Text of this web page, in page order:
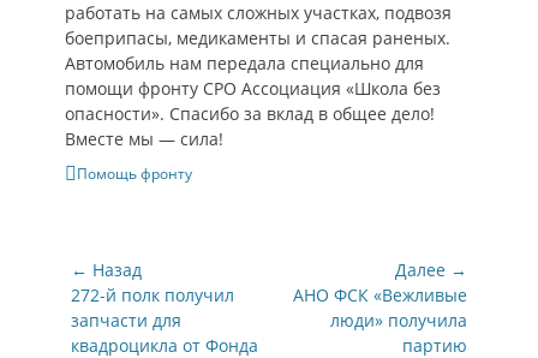
работать на самых сложных участках, подвозя
боеприпасы, медикаменты и спасая раненых.
Автомобиль нам передала специально для
помощи фронту СРО Ассоциация «Школа без
опасности». Спасибо за вклад в общее дело!
Вместе мы — сила!
Категории
Помощь фронту
Навигация
по
записям
← Назад
Предыдущая
запись:
272-й полк получил
запчасти для
квадроцикла от Фонда
Далее →
Следующая
АНО ФСК «Вежливые
люди» получила
партию